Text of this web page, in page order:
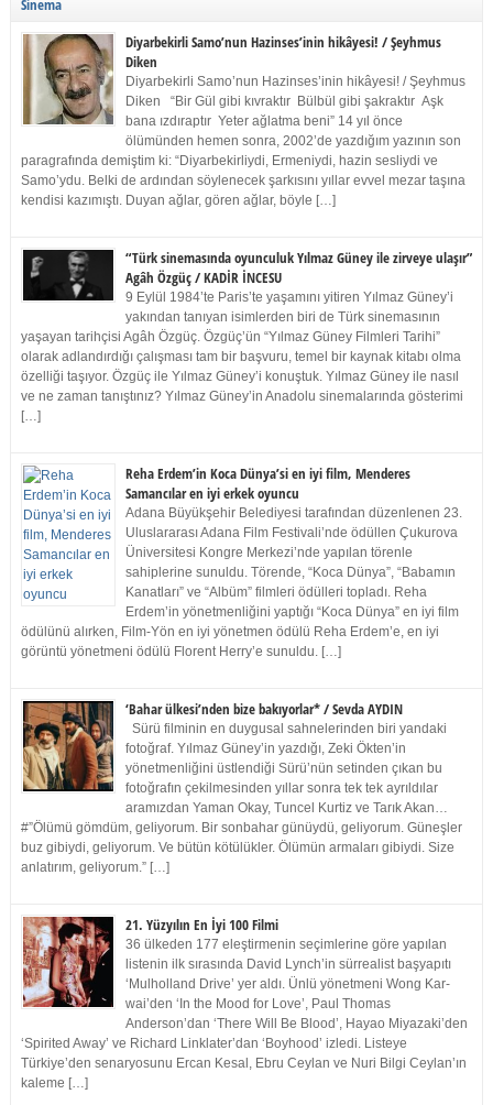
Sinema
Diyarbekirli Samo’nun Hazinses’inin hikâyesi! / Şeyhmus
Diken
Diyarbekirli Samo’nun Hazinses’inin hikâyesi! / Şeyhmus
Diken “Bir Gül gibi kıvraktır Bülbül gibi şakraktır Aşk
bana ızdıraptır Yeter ağlatma beni” 14 yıl önce
ölümünden hemen sonra, 2002’de yazdığım yazının son
paragrafında demiştim ki: “Diyarbekirliydi, Ermeniydi, hazin sesliydi ve
Samo’ydu. Belki de ardından söylenecek şarkısını yıllar evvel mezar taşına
kendisi kazımıştı. Duyan ağlar, gören ağlar, böyle […]
“Türk sinemasında oyunculuk Yılmaz Güney ile zirveye ulaşır”
Agâh Özgüç / KADİR İNCESU
9 Eylül 1984’te Paris’te yaşamını yitiren Yılmaz Güney’i
yakından tanıyan isimlerden biri de Türk sinemasının
yaşayan tarihçisi Agâh Özgüç. Özgüç’ün “Yılmaz Güney Filmleri Tarihi”
olarak adlandırdığı çalışması tam bir başvuru, temel bir kaynak kitabı olma
özelliği taşıyor. Özgüç ile Yılmaz Güney’i konuştuk. Yılmaz Güney ile nasıl
ve ne zaman tanıştınız? Yılmaz Güney’in Anadolu sinemalarında gösterimi
[…]
Reha Erdem’in Koca Dünya’si en iyi film, Menderes
Samancılar en iyi erkek oyuncu
Adana Büyükşehir Belediyesi tarafından düzenlenen 23.
Uluslararası Adana Film Festivali’nde ödüllen Çukurova
Üniversitesi Kongre Merkezi’nde yapılan törenle
sahiplerine sunuldu. Törende, “Koca Dünya”, “Babamın
Kanatları” ve “Albüm” filmleri ödülleri topladı. Reha
Erdem’in yönetmenliğini yaptığı “Koca Dünya” en iyi film
ödülünü alırken, Film-Yön en iyi yönetmen ödülü Reha Erdem’e, en iyi
görüntü yönetmeni ödülü Florent Herry’e sunuldu. […]
‘Bahar ülkesi’nden bize bakıyorlar* / Sevda AYDIN
Sürü filminin en duygusal sahnelerinden biri yandaki
fotoğraf. Yılmaz Güney’in yazdığı, Zeki Ökten’in
yönetmenliğini üstlendiği Sürü’nün setinden çıkan bu
fotoğrafın çekilmesinden yıllar sonra tek tek ayrıldılar
aramızdan Yaman Okay, Tuncel Kurtiz ve Tarık Akan…
#”Ölümü gömdüm, geliyorum. Bir sonbahar günüydü, geliyorum. Güneşler
buz gibiydi, geliyorum. Ve bütün kötülükler. Ölümün armaları gibiydi. Size
anlatırım, geliyorum.” […]
21. Yüzyılın En İyi 100 Filmi
36 ülkeden 177 eleştirmenin seçimlerine göre yapılan
listenin ilk sırasında David Lynch’in sürrealist başyapıtı
‘Mulholland Drive’ yer aldı. Ünlü yönetmeni Wong Kar-
wai’den ‘In the Mood for Love’, Paul Thomas
Anderson’dan ‘There Will Be Blood’, Hayao Miyazaki’den
‘Spirited Away’ ve Richard Linklater’dan ‘Boyhood’ izledi. Listeye
Türkiye’den senaryosunu Ercan Kesal, Ebru Ceylan ve Nuri Bilgi Ceylan’ın
kaleme […]